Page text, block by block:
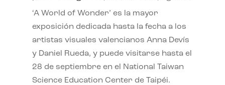
‘A World of Wonder’ es la mayor
exposición dedicada hasta la fecha a los
artistas visuales valencianos Anna Devís
y Daniel Rueda, y puede visitarse hasta el
28 de septiembre en el National Taiwan
Science Education Center de Taipéi.